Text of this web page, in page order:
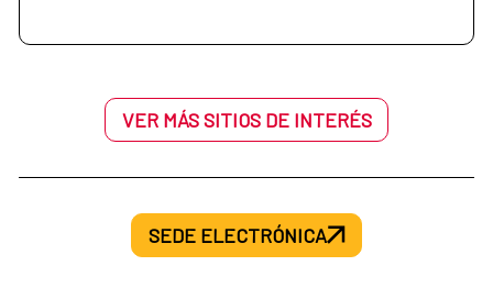
VER MÁS SITIOS DE INTERÉS
SEDE ELECTRÓNICA